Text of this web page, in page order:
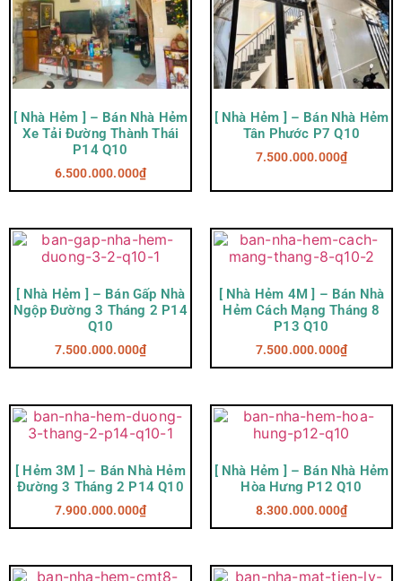
[ Nhà Hẻm ] – Bán Nhà Hẻm
Xe Tải Đường Thành Thái
P14 Q10
6.500.000.000₫
[ Nhà Hẻm ] – Bán Nhà Hẻm
Tân Phước P7 Q10
7.500.000.000₫
[ Nhà Hẻm ] – Bán Gấp Nhà
Ngộp Đường 3 Tháng 2 P14
Q10
7.500.000.000₫
[ Nhà Hẻm 4M ] – Bán Nhà
Hẻm Cách Mạng Tháng 8
P13 Q10
7.500.000.000₫
[ Hẻm 3M ] – Bán Nhà Hẻm
Đường 3 Tháng 2 P14 Q10
7.900.000.000₫
[ Nhà Hẻm ] – Bán Nhà Hẻm
Hòa Hưng P12 Q10
8.300.000.000₫